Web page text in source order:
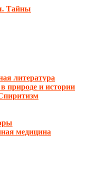
Тайны
литература
природе и истории
медицина